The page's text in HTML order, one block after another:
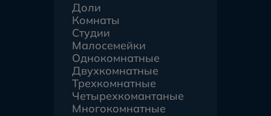
Доли
Комнаты
Студии
Малосемейки
Однокомнатные
Двухкомнатные
Трехкомнатные
Четырехкомантаные
Многокомнатные